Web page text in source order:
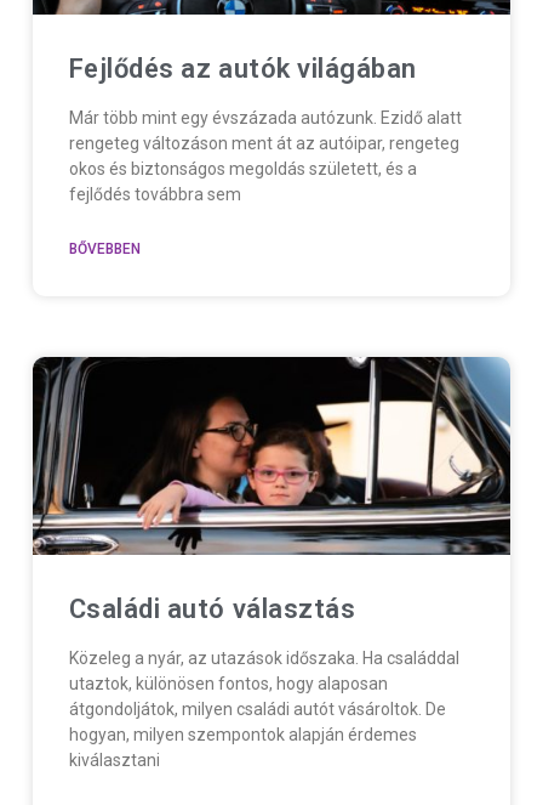
Fejlődés az autók világában
Már több mint egy évszázada autózunk. Ezidő alatt
rengeteg változáson ment át az autóipar, rengeteg
okos és biztonságos megoldás született, és a
fejlődés továbbra sem
BŐVEBBEN
Családi autó választás
Közeleg a nyár, az utazások időszaka. Ha családdal
utaztok, különösen fontos, hogy alaposan
átgondoljátok, milyen családi autót vásároltok. De
hogyan, milyen szempontok alapján érdemes
kiválasztani